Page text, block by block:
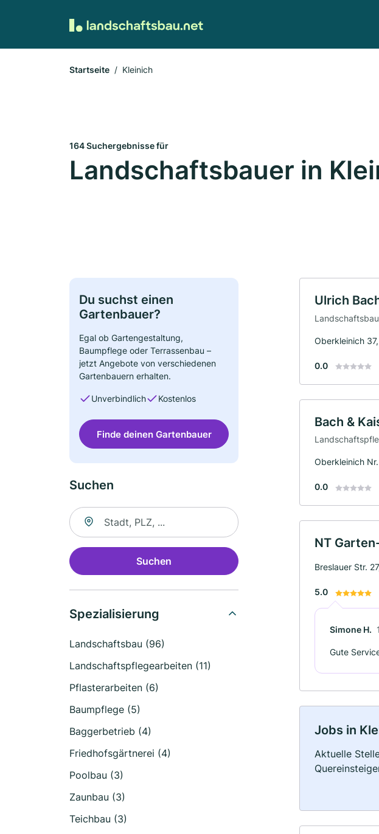
Startseite Kleinich
164 Suchergebnisse für
Landschaftsbauer in
Du suchst einen
Gartenbauer?
Egal ob Gartengestaltung,
Baumpflege oder Terrassenbau –
jetzt Angebote von verschiedenen
Gartenbauern erhalten.
Unverbindlich Kostenlos
Finde deinen Gartenbauer
Suchen
Suche nach Ort
Suchen
Spezialisierung
Landschaftsbau (96)
Landschaftspflegearbeiten (11)
Pflasterarbeiten (6)
Baumpflege (5)
Baggerbetrieb (4)
Friedhofsgärtnerei (4)
Poolbau (3)
Zaunbau (3)
Teichbau (3)
Ulrich
Landschaftsbau
Oberkleinich
0.0
Bach &
Oberkleinich
0.0
NT
Breslauer Str.
5.0
Simone H.
Gute
Jobs in
Aktuelle